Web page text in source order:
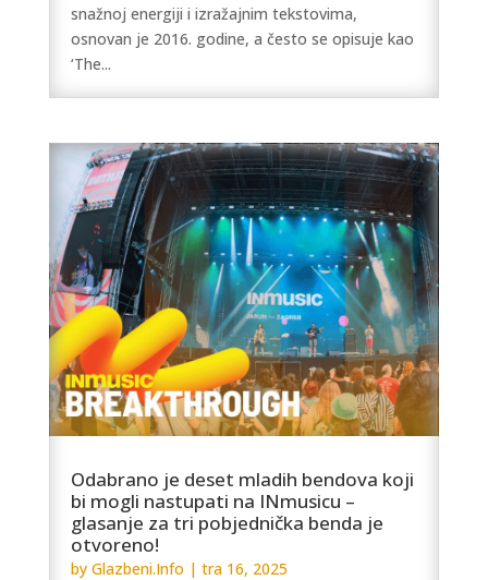
snažnoj energiji i izražajnim tekstovima,
osnovan je 2016. godine, a često se opisuje kao
‘The...
Odabrano je deset mladih bendova koji
bi mogli nastupati na INmusicu –
glasanje za tri pobjednička benda je
otvoreno!
by Glazbeni.Info | tra 16, 2025